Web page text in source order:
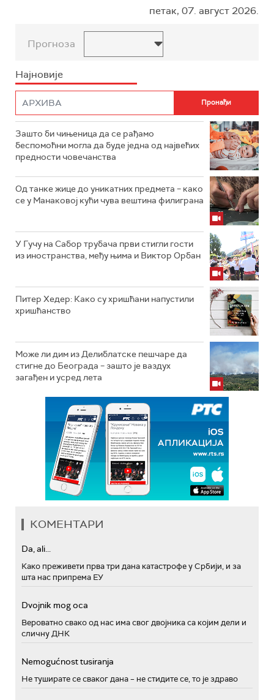
петак, 07. август 2026.
Прогноза
Најновије
Зашто би чињеница да се рађамо
беспомоћни могла да буде једна од највећих
предности човечанства
Од танке жице до уникатних предмета – како
се у Манаковој кући чува вештина филиграна
У Гучу на Сабор трубача први стигли гости
из иностранства, међу њима и Виктор Орбан
Питер Хедер: Како су хришћани напустили
хришћанство
Може ли дим из Делиблатске пешчаре да
стигне до Београда – зашто је ваздух
загађен и усред лета
КОМЕНТАРИ
Da, ali...
Како преживети прва три дана катастрофе у Србији, и за
шта нас припрема ЕУ
Dvojnik mog oca
Вероватно свако од нас има свог двојника са којим дели и
сличну ДНК
Nemogućnost tusiranja
Не туширате се сваког дана – не стидите се, то је здраво